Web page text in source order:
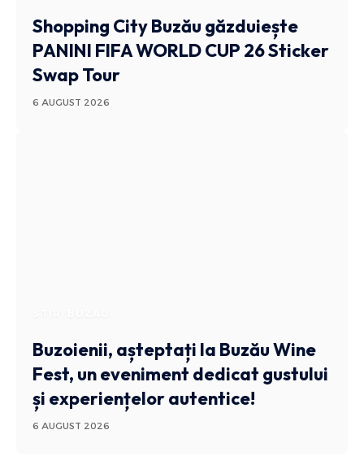
Shopping City Buzău găzduiește
PANINI FIFA WORLD CUP 26 Sticker
Swap Tour
6 AUGUST 2026
Buzoienii, așteptați la Buzău Wine
Fest, un eveniment dedicat gustului
și experiențelor autentice!
6 AUGUST 2026